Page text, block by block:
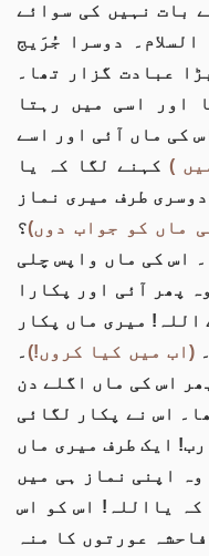
بات نہیں کی سوائے
دوسرا جُرَیج
عبادت گزار تھا۔
اور اسی میں رہتا
کی ماں آئی اور اسے
) کہنے لگا کہ یا
طرف میری نماز
ماں کو جواب دوں)؟
اس کی ماں واپس چلی
پھر آئی اور پکارا
میری ماں پکار
(اب میں کیا کروں!)۔
اس کی ماں اگلے دن
اس نے پکار لگائی
ایک طرف میری ماں
اپنی نماز ہی میں
کہ یااللہ! اس کو اس
عورتوں کا منہ